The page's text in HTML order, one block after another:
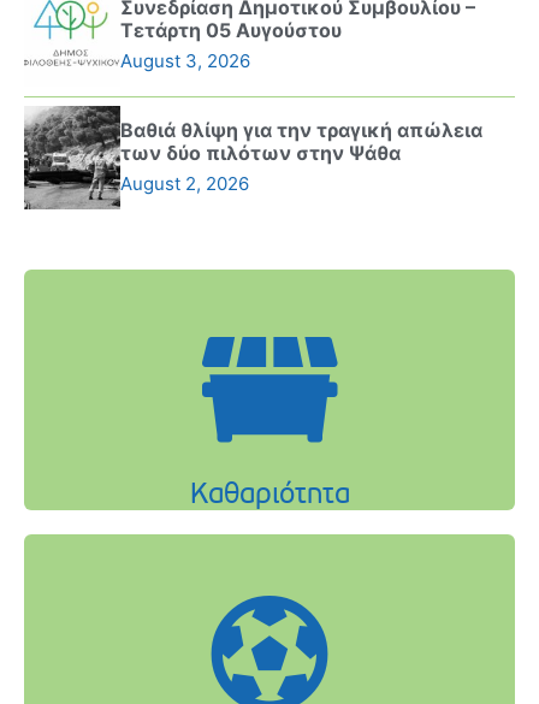
Συνεδρίαση Δημοτικού Συμβουλίου –
Τετάρτη 05 Αυγούστου
August 3, 2026
Βαθιά θλίψη για την τραγική απώλεια
των δύο πιλότων στην Ψάθα
August 2, 2026